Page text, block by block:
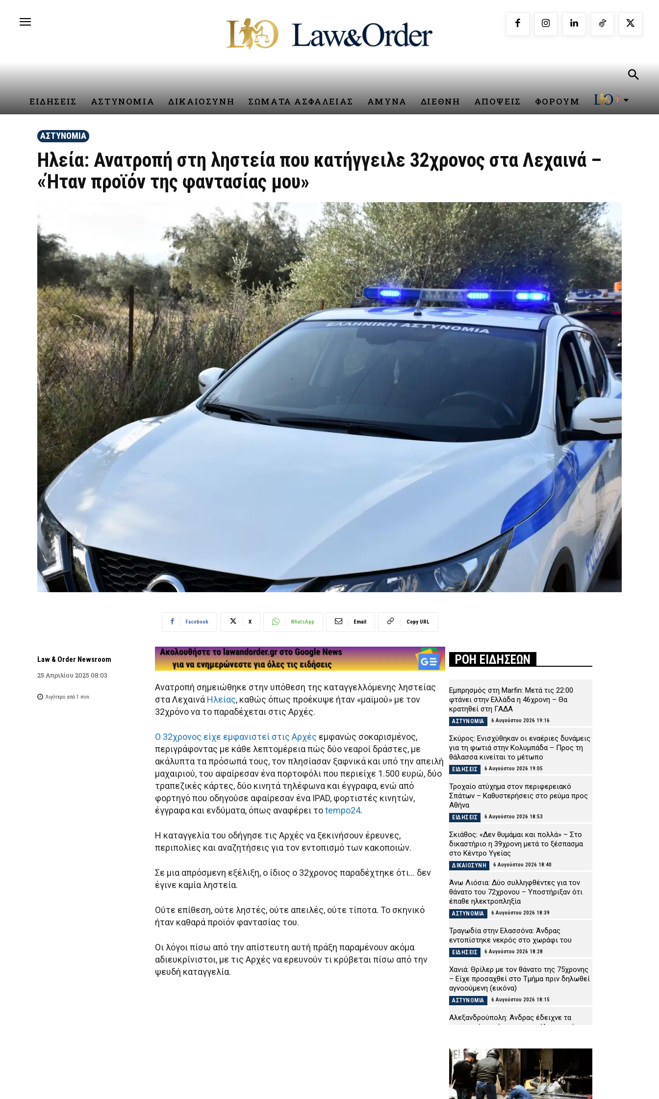
ΕΙΔΗΣΕΙΣ ΑΣΤΥΝΟΜΙΑ ΔΙΚΑΙΟΣΥΝΗ ΣΩΜΑΤΑ ΑΣΦΑΛΕΙΑΣ ΑΜΥΝΑ ΔΙΕΘΝΗ ΑΠΟΨΕΙΣ ΦΟΡΟΥΜ
ΑΣΤΥΝΟΜΙΑ
Ηλεία: Ανατροπή στη ληστεία που κατήγγειλε 32χρονος στα Λεχαινά –
«Ήταν προϊόν της φαντασίας μου»
Law & Order Newsroom
25 Απριλίου 2025 08:03
Λιγότερο από 1 min.
Facebook X WhatsApp Email Copy URL
Ανατροπή σημειώθηκε στην υπόθεση της καταγγελλόμενης ληστείας
στα Λεχαινά Ηλείας, καθώς όπως προέκυψε ήταν «μαϊμού» με τον
32χρόνο να το παραδέχεται στις Αρχές.
Ο 32χρονος είχε εμφανιστεί στις Αρχές εμφανώς σοκαρισμένος,
περιγράφοντας με κάθε λεπτομέρεια πώς δύο νεαροί δράστες, με
ακάλυπτα τα πρόσωπά τους, τον πλησίασαν ξαφνικά και υπό την απειλή
μαχαιριού, του αφαίρεσαν ένα πορτοφόλι που περιείχε 1.500 ευρώ, δύο
τραπεζικές κάρτες, δύο κινητά τηλέφωνα και έγγραφα, ενώ από
φορτηγό που οδηγούσε αφαίρεσαν ένα IPAD, φορτιστές κινητών,
έγγραφα και ενδύματα, όπως αναφέρει τοtempo24.
Η καταγγελία του οδήγησε τις Αρχές να ξεκινήσουν έρευνες,
περιπολίες και αναζητήσεις για τον εντοπισμό των κακοποιών.
Σε μια απρόσμενη εξέλιξη, ο ίδιος ο 32χρονος παραδέχτηκε ότι… δεν
έγινε καμία ληστεία.
Ούτε επίθεση, ούτε ληστές, ούτε απειλές, ούτε τίποτα. Το σκηνικό
ήταν καθαρά προϊόν φαντασίας του.
Οι λόγοι πίσω από την απίστευτη αυτή πράξη παραμένουν ακόμα
αδιευκρίνιστοι, με τις Αρχές να ερευνούν τι κρύβεται πίσω από την
ψευδή καταγγελία.
ΡΟΗ ΕΙΔΗΣΕΩΝ
Εμπρησμός στη Marfin: Μετά τις 22:00
φτάνει στην Ελλάδα η 46χρονη – Θα
κρατηθεί στη ΓΑΔΑ
ΑΣΤΥΝΟΜΙΑ 6 Αυγούστου 2026 19:16
Σκύρος: Ενισχύθηκαν οι εναέριες δυνάμεις
για τη φωτιά στην Κολυμπάδα – Προς τη
θάλασσα κινείται το μέτωπο
ΕΙΔΗΣΕΙΣ 6 Αυγούστου 2026 19:05
Τροχαίο ατύχημα στον περιφερειακό
Σπάτων – Καθυστερήσεις στο ρεύμα προς
Αθήνα
ΕΙΔΗΣΕΙΣ 6 Αυγούστου 2026 18:53
Σκιάθος: «Δεν θυμάμαι και πολλά» – Στο
δικαστήριο η 39χρονη μετά το ξέσπασμα
στο Κέντρο Υγείας
ΔΙΚΑΙΟΣΥΝΗ 6 Αυγούστου 2026 18:40
Άνω Λιόσια: Δύο συλληφθέντες για τον
θάνατο του 72χρονου – Υποστήριξαν ότι
έπαθε ηλεκτροπληξία
ΑΣΤΥΝΟΜΙΑ 6 Αυγούστου 2026 18:39
Τραγωδία στην Ελασσόνα: Άνδρας
εντοπίστηκε νεκρός στο χωράφι του
ΕΙΔΗΣΕΙΣ 6 Αυγούστου 2026 18:28
Χανιά: Θρίλερ με τον θάνατο της 75χρονης
– Είχε προσαχθεί στο Τμήμα πριν δηλωθεί
αγνοούμενη (εικόνα)
ΑΣΤΥΝΟΜΙΑ 6 Αυγούστου 2026 18:15
Αλεξανδρούπολη: Άνδρας έδειχνε τα
γεννητικά του όργανα σε ανήλικα κορίτσια
ΑΣΤΥΝΟΜΙΑ 6 Αυγούστου 2026 18:03
Πύργος: Πατέρας και γιος Ρομά φέρονται
να ξυλοκόπησαν 19χρονο ομόφυλό τους με
ρόπαλο και φτυάρι